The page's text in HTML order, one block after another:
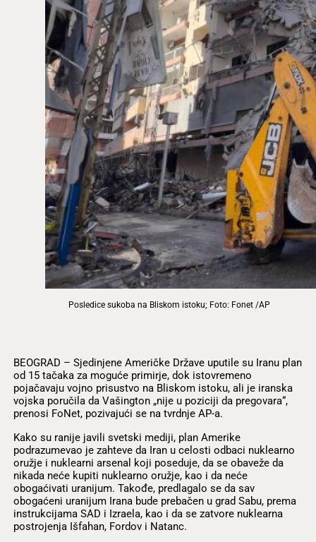
Posledice sukoba na Bliskom istoku; Foto: Fonet /AP
BEOGRAD – Sjedinjene Američke Države uputile su Iranu plan
od 15 tačaka za moguće primirje, dok istovremeno
pojačavaju vojno prisustvo na Bliskom istoku, ali je iranska
vojska poručila da Vašington „nije u poziciji da pregovara“,
prenosi FoNet, pozivajući se na tvrdnje AP-a.
Kako su ranije javili svetski mediji, plan Amerike
podrazumevao je zahteve da Iran u celosti odbaci nuklearno
oružje i nuklearni arsenal koji poseduje, da se obaveže da
nikada neće kupiti nuklearno oružje, kao i da neće
obogaćivati uranijum. Takođe, predlagalo se da sav
obogaćeni uranijum Irana bude prebačen u grad Sabu, prema
instrukcijama SAD i Izraela, kao i da se zatvore nuklearna
postrojenja Išfahan, Fordov i Natanc.